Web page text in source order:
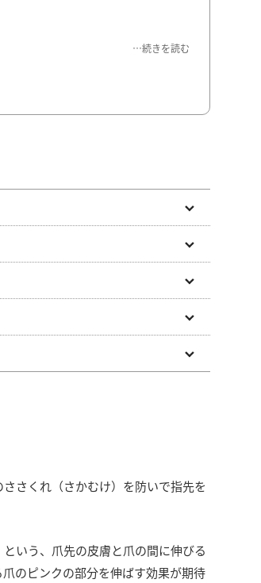
…続きを読む
ネイルアートが得意。ネイル歴
さくれ（さかむけ）を防いで指先を
いう、爪先の皮膚と爪の間に伸びる
のピンクの部分を伸ばす効果が期待